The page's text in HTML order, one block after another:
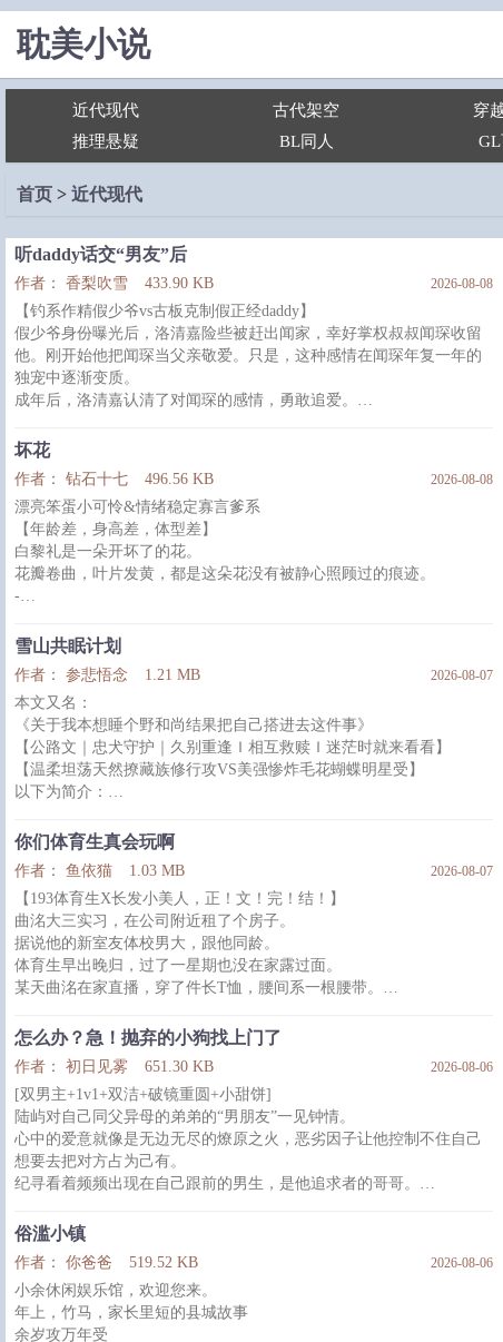
耽美小说
近代现代 古代架空 穿
推理悬疑
BL同人
首页 > 近代现代
听daddy话交“男友”后
作者： 香梨吹雪 433.90 KB 2026-08-08
【钓系作精假少爷vs古板克制假正经daddy】
假少爷身份曝光后，洛清嘉险些被赶出闻家，幸好掌权叔叔闻琛收留
他。刚开始他把闻琛当父亲敬爱。只是，这种感情在闻琛年复一年的
独宠中逐渐变质。
成年后，洛清嘉认清了对闻琛的感情，勇敢追爱。
就是没说对他没意思。
他觉得有戏，使劲施展魅力。
直到那天，他爬上闻琛的床。闻琛扯了领带绑住他作乱的手，无奈叹
息：“嘉嘉，你找个男友吧。”
洛清嘉意识到明撩不行，决定暗钓，找假男友试探闻琛。可闻琛把所
有的失
坏花
作者： 钻石十七 496.56 KB 2026-08-08
漂亮笨蛋小可怜&情绪稳定寡言爹系
【年龄差，身高差，体型差】
白黎礼是一朵开坏了的花。
花瓣卷曲，叶片发黄，都是这朵花没有被静心照顾过的痕迹。
-
他坚信自己与何鹜发生了什么，于是嚎啕一阵之后，要求何鹜对他负
责。
他晃荡着不太清醒的小脑袋，按照妈妈教过他的，提出两点要求。
一、不能让他没钱花。
二、不能让他掉眼泪。
当时的何鹜没有答应下来，因为他和白黎礼之间真的什么都没发生。
即便是后来，这两条要求何鹜也只做到了其中一条。
没办法，白黎礼太小
雪山共眠计划
作者： 参悲悟念 1.21 MB 2026-08-07
本文又名：
《关于我本想睡个野和尚结果把自己搭进去这件事》
【公路文｜忠犬守护｜久别重逢Ｉ相互救赎Ｉ迷茫时就来看看】
【温柔坦荡天然撩藏族修行攻VS美强惨炸毛花蝴蝶明星受】
以下为简介：
人生三万天，而他在比别人多出的无数个黑夜里祈祷长眠。
他并不打算前往雪山赴死，只是想在心中的应许之地好好睡上一觉。
雪山下偶遇曾经的老同学，
窦棠婴秉持着心动就撩，撩不动就色诱，色诱不成……
那就把他拐下山，用红尘腌入味。
然而共伴旅途三千里，窦棠婴认清
你们体育生真会玩啊
作者： 鱼依猫 1.03 MB 2026-08-07
【193体育生X长发小美人，正！文！完！结！】
曲洺大三实习，在公司附近租了个房子。
据说他的新室友体校男大，跟他同龄。
体育生早出晚归，过了一星期也没在家露过面。
某天曲洺在家直播，穿了件长T恤，腰间系一根腰带。
室友后退一步，声音颤抖：房东怎么没说我合租对象是女的。
曲洺：？
你再看看呢？
-
曲洺人美声甜，喜欢面无表情地玩游戏，杀对面杀得超神。
他长发披肩，腰细腿长，无数次被弹幕调侃：颜值主播怎么跑来冒充
技术流。
一局游戏过后，弹幕狂
怎么办？急！抛弃的小狗找上门了
作者： 初日见雾 651.30 KB 2026-08-06
[双男主+1v1+双洁+破镜重圆+小甜饼]
陆屿对自己同父异母的弟弟的“男朋友”一见钟情。
心中的爱意就像是无边无尽的燎原之火，恶劣因子让他控制不住自己
想要去把对方占为己有。
纪寻看着频频出现在自己跟前的男生，是他追求者的哥哥。
纪寻不知道陆屿究竟是喜欢他，还是报复同父异母的弟弟。
就在他想要告白之际，那人却消失了。
*
五年后，两人再次相遇。
陆屿淡定地说，“大家成年人，这种事情都是你情我愿，希望日后永不
俗滥小镇
作者： 你爸爸 519.52 KB 2026-08-06
小余休闲娱乐馆，欢迎您来。
年上，竹马，家长里短的县城故事
余岁攻万年受